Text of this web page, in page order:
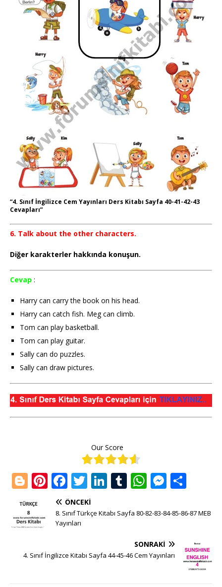
“4. Sınıf İngilizce Cem Yayınları Ders Kitabı Sayfa 40-41-42-43
Cevapları”
6. Talk about the other characters.
Diğer karakterler hakkında konuşun.
Cevap :
Harry can carry the book on his head.
Harry can catch fish. Meg can climb.
Tom can play basketball.
Tom can play guitar.
Sally can do puzzles.
Sally can draw pictures.
Our Score
Bl
o
g
g
r
Pi
n
te
st
F
a
c
e
o
T
w
it
Li
k
n
T
m
W
at
A
p
M
ss
n
g
ar
ÖNCEKI
8. Sınıf Türkçe Kitabı Sayfa 80-82-83-84-85-86-87 MEB
Yayınları
SONRAKI
4. Sınıf İngilizce Kitabı Sayfa 44-45-46 Cem Yayınları